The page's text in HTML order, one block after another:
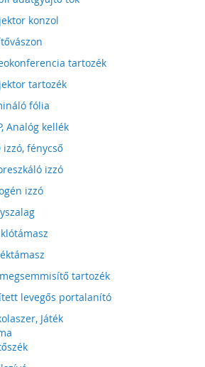
konzol
tartozék
tartozék
fólia
Analóg kellék
izzó, fénycső
izzó
izzó
tartozék
levegős portalanító
Játék